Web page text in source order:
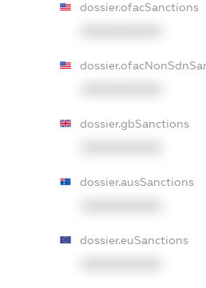
dossier.ofacSanctions
dossier.gbSanctions
dossier.ausSanctions
dossier.euSanctions